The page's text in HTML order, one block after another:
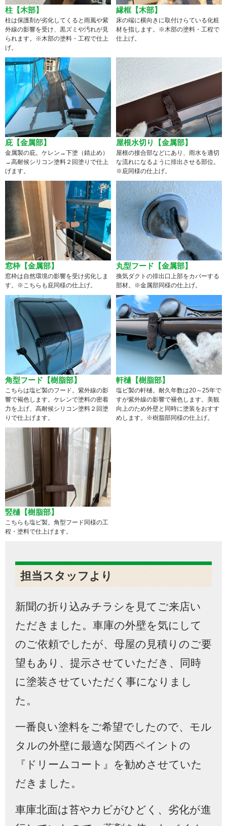
柱【木部】
柱は保護剤が劣化してくると雨風や紫
外線の影響を受け、黒ズミや汚れが見
られます。※木部の塗料・工程で仕上
げ。
縁框【木部】
床の端に横向きに取付けらている化粧
材を指します。※木部の塗料・工程で
仕上げ。
庇【金属部】
金属製の庇。ケレン→下塗（錆止め）
→高耐候シリコン塗料２回塗りで仕上
げます。
屋根水切り【金属部】
屋根の接合部などにあり、雨水を適切
な流れになるように排出させる部位。
※庇同様の仕上げ。
窓枠【金属部】
窓枠は自然環境の影響を受け劣化しま
す。※こちらも庇同様の仕上げ。
丸型フード【金属部】
換気ダクトの排出口上部をカバーする
部材。※金属部同様の仕上げ。
角型フード【樹脂部】
こちらは塩ビ製のフード。紫外線の影
響で褐色します。ケレンで塗料の密着
力を上げ、高耐候シリコン塗料２回塗
りで仕上げます。
軒樋【樹脂部】
塩ビ製の軒樋。耐久年数は20～25年で
すが紫外線の影響で褪色します。美観
向上のため外壁と同時に塗装をおすす
めします。※樹脂部同様の仕上げ。
竪樋【樹脂部】
こちらも塩ビ製。角型フード同様の工
程・塗料で仕上げます。
担当スタッフより
新聞の折り込みチラシを見てご来店い
ただきました。車庫の外壁を気にして
のご依頼でしたが、母屋の見積りのご要
望もあり、提示させていただき、同時
に塗装させていただく事になりまし
た。
一番良い塗料をご希望でしたので、モル
タルの外壁に最適な関西ペイントの
『ドリームコート』を勧めさせていた
だきました。
車庫北面は苔やカビがひどく、劣化が進